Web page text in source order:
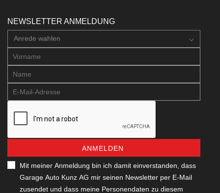
NEWSLETTER ANMELDUNG
Anrede wahlen
ANMELDEN
Mit meiner Anmeldung bin ich damit einverstanden, dass
Garage Auto Kunz AG mir seinen Newsletter per E-Mail
zusendet und dass meine Personendaten zu diesem